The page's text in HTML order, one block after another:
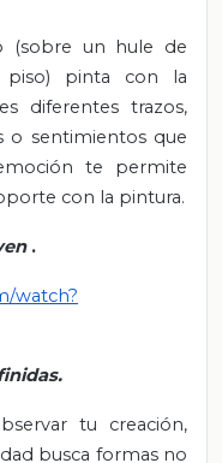
(sobre un hule de
piso) pinta con la
diferentes trazos,
o sentimientos que
te permite
con la pintura.
.
watch?
tu creación,
busca formas no